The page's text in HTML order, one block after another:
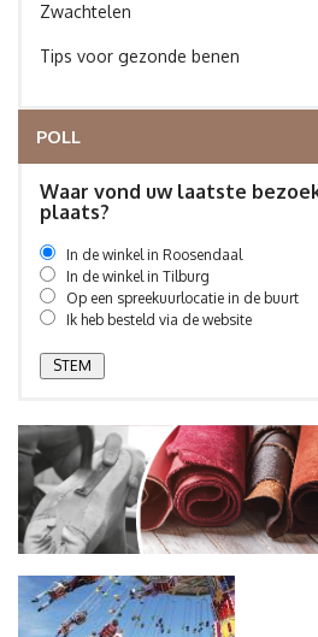
Zwachtelen
Tips voor gezonde benen
POLL
Waar vond uw laatste
plaats?
In de winkel in Roosendaal
In de winkel in Tilburg
Op een spreekuurlocatie in de buurt
Ik heb besteld via de website